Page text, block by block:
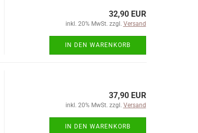
32,90 EUR
inkl. 20% MwSt. zzgl. Versand
IN DEN WARENKORB
37,90 EUR
inkl. 20% MwSt. zzgl. Versand
IN DEN WARENKORB